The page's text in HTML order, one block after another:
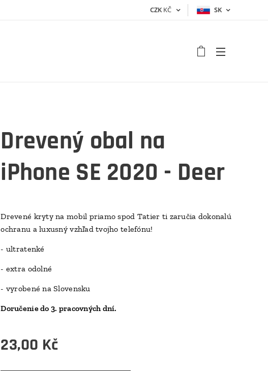
CZK KČ SK
Drevený obal na
iPhone SE 2020 - Deer
Drevené kryty na mobil priamo spod Tatier ti zaručia dokonalú
ochranu a luxusný vzhľad tvojho telefónu!
- ultratenké
- extra odolné
- vyrobené na Slovensku
Doručenie do 3. pracovných dní.
23,00 Kč